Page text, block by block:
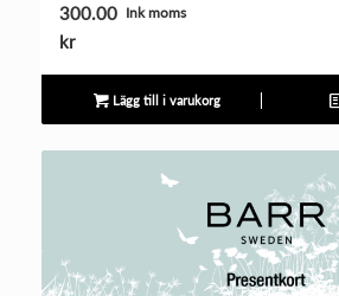
300.00
kr
Ink moms
Lägg till i varukorg